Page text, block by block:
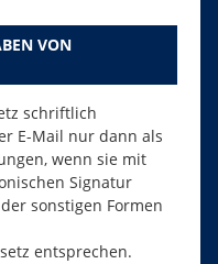
VON
schriftlich
E-Mail nur dann als
wenn sie mit
Signatur
sonstigen Formen
entsprechen.